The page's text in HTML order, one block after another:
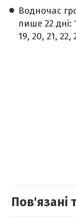
Водночас
лише 22 дні:
19, 20, 21, 22,
Пов'язані